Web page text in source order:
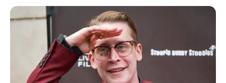
BARES Y DISCOTECAS
Fiestas y vacaciones
impulsan la economía en
Ibagué: gremios piden
flexibilizar restricción en
venta de licor